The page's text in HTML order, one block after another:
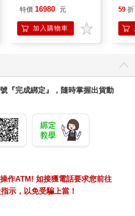
VA Hi-SPEC UNITED
SIREN 黑色限定
特價 16980 元
加入購物車
450
59 折
『完成綁定』，隨時掌握出貨動
作ATM! 如接獲電話要求您前往
示，以免受騙上當！